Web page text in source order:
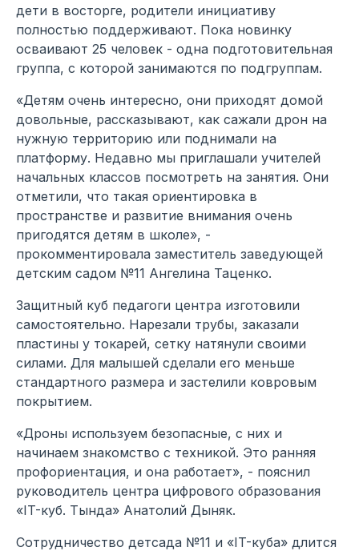
дети в восторге, родители инициативу
полностью поддерживают. Пока новинку
осваивают 25 человек - одна подготовительная
группа, с которой занимаются по подгруппам.
«Детям очень интересно, они приходят домой
довольные, рассказывают, как сажали дрон на
нужную территорию или поднимали на
платформу. Недавно мы приглашали учителей
начальных классов посмотреть на занятия. Они
отметили, что такая ориентировка в
пространстве и развитие внимания очень
пригодятся детям в школе», -
прокомментировала заместитель заведующей
детским садом №11 Ангелина Таценко.
Защитный куб педагоги центра изготовили
самостоятельно. Нарезали трубы, заказали
пластины у токарей, сетку натянули своими
силами. Для малышей сделали его меньше
стандартного размера и застелили ковровым
покрытием.
«Дроны используем безопасные, с них и
начинаем знакомство с техникой. Это ранняя
профориентация, и она работает», - пояснил
руководитель центра цифрового образования
«IT-куб. Тында» Анатолий Дыняк.
Сотрудничество детсада №11 и «IT-куба» длится